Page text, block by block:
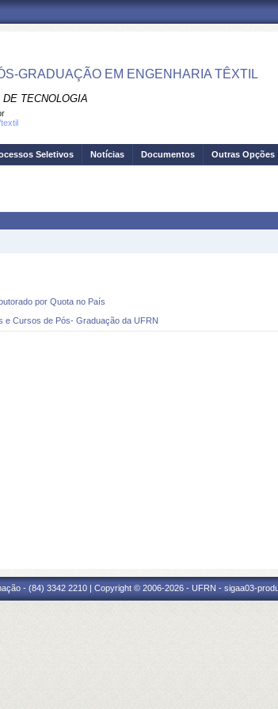
GRADUAÇÃO EM ENGENHARIA TÊXTIL
TECNOLOGIA
Seletivos Notícias Documentos Outras Opções
por Quota no País
e Cursos de Pós- Graduação da UFRN
- (84) 3342 2210 | Copyright © 2006-2026 - UFRN - sigaa03-